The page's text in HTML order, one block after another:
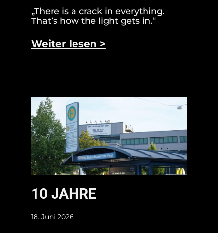
„There is a crack in everything.
That’s how the light gets in.“
Weiter lesen >
10 JAHRE
18. Juni 2026